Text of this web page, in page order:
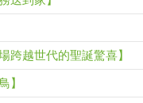
跨越世代的聖誕驚喜】
】